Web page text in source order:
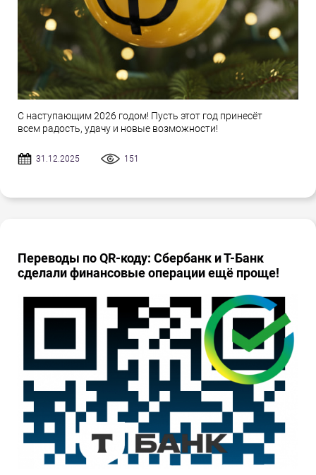
С наступающим 2026 годом! Пусть этот год принесёт
всем радость, удачу и новые возможности!
31.12.2025 151
Переводы по QR-коду: Сбербанк и Т-Банк
сделали финансовые операции ещё проще!